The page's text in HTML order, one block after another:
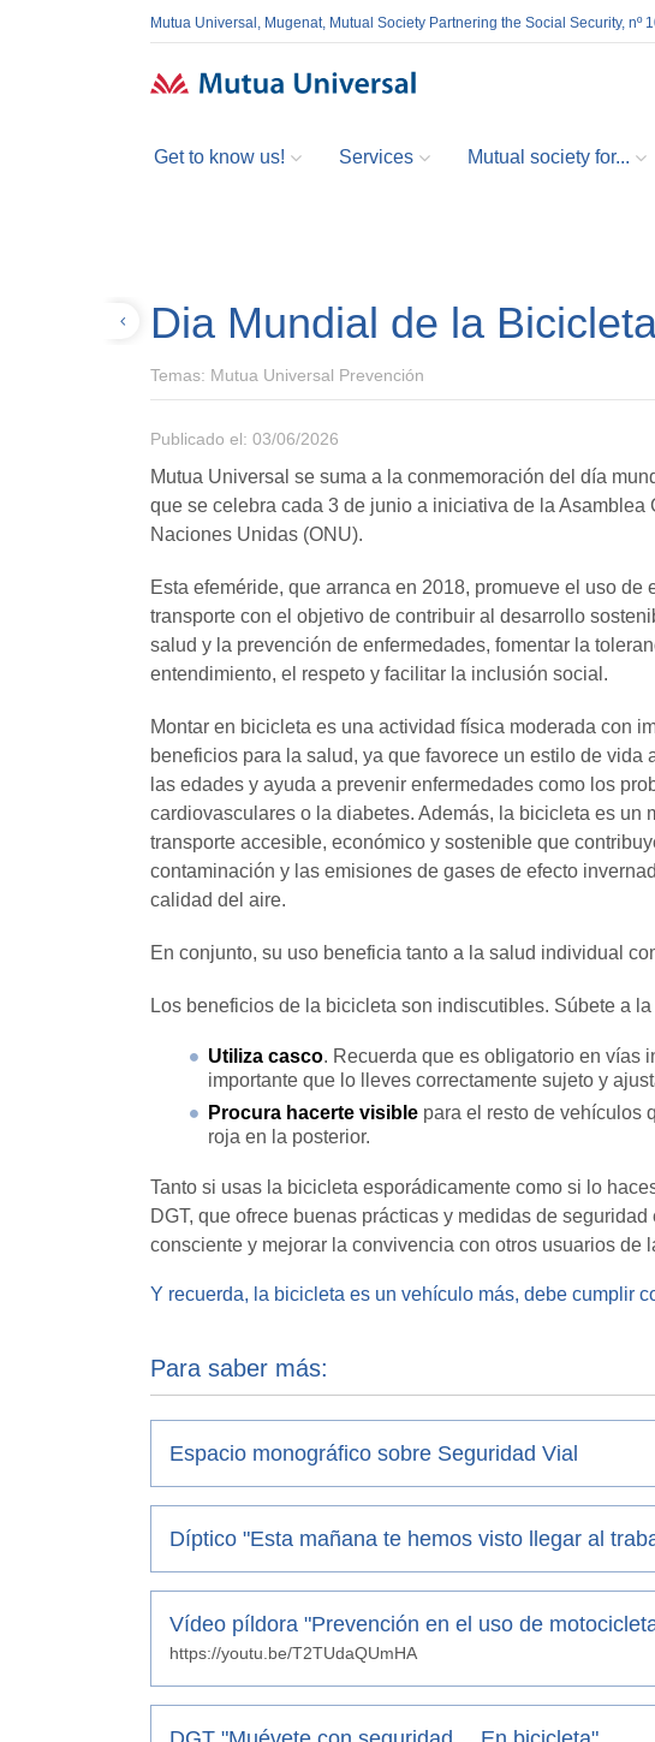
Mutua Universal, Mugenat, Mutual Society Partnering the Social Security, nº
Get to know us! Services Mutual society for...
Dia Mundial de la
Temas: Mutua Universal Prevención
Publicado el: 03/06/2026
Mutua Universal se suma a la conmemoración del día
que se celebra cada 3 de junio a iniciativa de la Asamblea
Naciones Unidas (ONU).
Esta efeméride, que arranca en 2018, promueve el uso de
transporte con el objetivo de contribuir al desarrollo
salud y la prevención de enfermedades, fomentar la
entendimiento, el respeto y facilitar la inclusión social.
Montar en bicicleta es una actividad física moderada con
beneficios para la salud, ya que favorece un estilo de vida
las edades y ayuda a prevenir enfermedades como los
cardiovasculares o la diabetes. Además, la bicicleta es un
transporte accesible, económico y sostenible que
contaminación y las emisiones de gases de efecto
calidad del aire.
En conjunto, su uso beneficia tanto a la salud individual
Los beneficios de la bicicleta son indiscutibles. Súbete a
Utiliza casco. Recuerda que es obligatorio en vías
importante que lo lleves correctamente sujeto y
Procura hacerte visible para el resto de vehículos
roja en la posterior.
Tanto si usas la bicicleta esporádicamente como si lo
DGT, que ofrece buenas prácticas y medidas de
consciente y mejorar la convivencia con otros usuarios de
Y recuerda, la bicicleta es un vehículo más, debe cumplir
Para saber más:
Espacio monográfico sobre Seguridad Vial
Díptico "Esta mañana te hemos visto llegar al
Vídeo píldora "Prevención en el uso de
https://youtu.be/T2TUdaQUmHA